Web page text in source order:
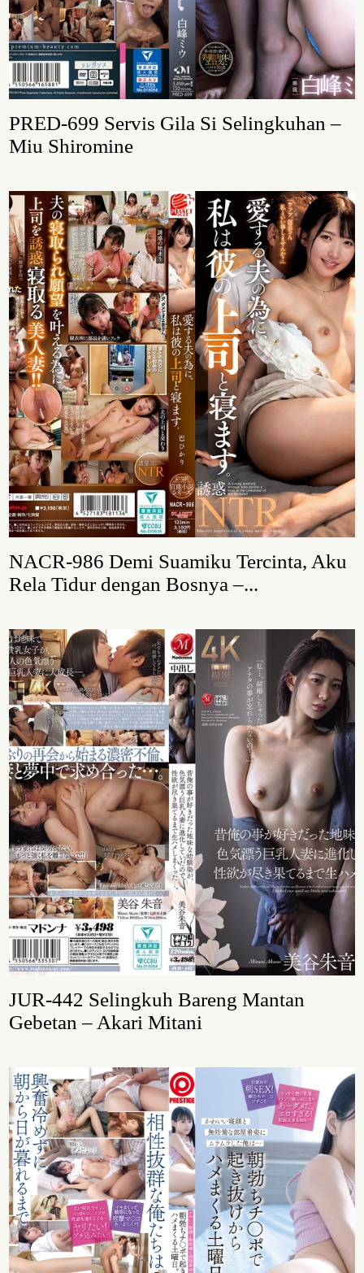
PRED-699 Servis Gila Si Selingkuhan –
Miu Shiromine
NACR-986 Demi Suamiku Tercinta, Aku
Rela Tidur dengan Bosnya –...
JUR-442 Selingkuh Bareng Mantan
Gebetan – Akari Mitani